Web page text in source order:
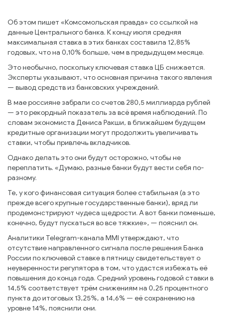
Об этом пишет «Комсомольская правда» со ссылкой на
данные Центрального банка. К концу июля средняя
максимальная ставка в этих банках составила 12,85%
годовых, что на 0,10% больше, чем в предыдущем месяце.
Это необычно, поскольку ключевая ставка ЦБ снижается.
Эксперты указывают, что основная причина такого явления
— вывод средств из банковских учреждений.
В мае россияне забрали со счетов 280,5 миллиарда рублей
— это рекордный показатель за всё время наблюдений. По
словам экономиста Дениса Ракши, в ближайшем будущем
кредитные организации могут продолжить увеличивать
ставки, чтобы привлечь вкладчиков.
Однако делать это они будут осторожно, чтобы не
переплатить. «Думаю, разные банки будут вести себя по-
разному.
Те, у кого финансовая ситуация более стабильная (а это
прежде всего крупные государственные банки), вряд ли
продемонстрируют чудеса щедрости. А вот банки поменьше,
конечно, будут пускаться во все тяжкие», — пояснил он.
Аналитики Telegram-канала MMI утверждают, что
отсутствие направленного сигнала после решения Банка
России по ключевой ставке в пятницу свидетельствует о
неуверенности регулятора в том, что удастся избежать её
повышения до конца года. Средний уровень годовой ставки в
14,5% соответствует трём снижениям на 0,25 процентного
пункта до итоговых 13,25%, а 14,6% — её сохранению на
уровне 14%, пояснили они.